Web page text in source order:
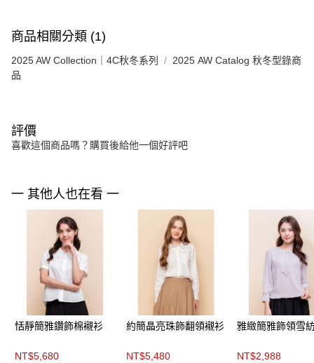
商品相關分類 (1)
2025 AW Collection｜4C秋冬系列
2025 AW Catalog 秋冬型錄商
品
評價
喜歡這個商品嗎？購買後給他一個好評吧
一 其他人也在看 一
恬靜簡雅鑽飾棉襯衫
NT$5,680
約簡晶亮珠飾翻領襯衫
NT$5,480
雅緻簡雅飾領雪
NT$2,988